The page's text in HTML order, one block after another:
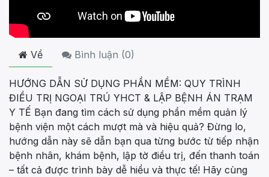
Về Bình luận (0)
HƯỚNG DẪN SỬ DỤNG PHẦN MỀM: QUY TRÌNH
ĐIỀU TRỊ NGOẠI TRÚ YHCT & LẬP BỆNH ÁN TRẠM
Y TẾ Bạn đang tìm cách sử dụng phần mềm quản lý
bệnh viện một cách mượt mà và hiệu quả? Đừng lo,
hướng dẫn này sẽ dẫn bạn qua từng bước từ tiếp nhận
bệnh nhân, khám bệnh, lập tờ điều trị, đến thanh toán
– tất cả được trình bày dễ hiểu và thực tế! Hãy cùng